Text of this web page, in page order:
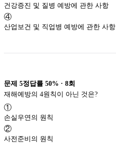
건강증진 및 질병 예방에 관한 사항
④
산업보건 및 직업병 예방에 관한 사항
문제 5정답률 50% · 8회
재해예방의 4원칙이 아닌 것은?
①
손실우연의 원칙
②
사전준비의 원칙